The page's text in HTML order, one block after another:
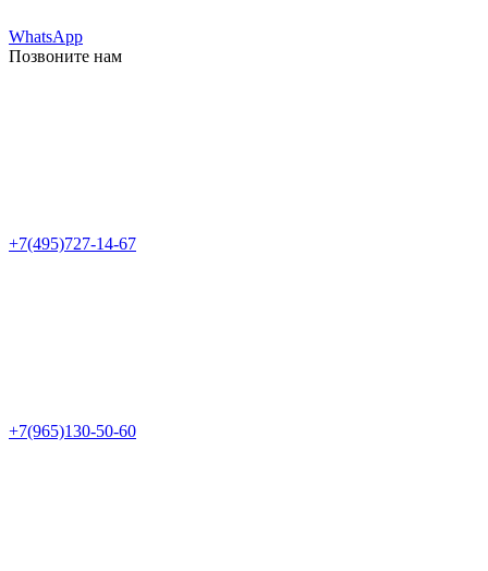
WhatsApp
Позвоните нам
+7(495)727-14-67
+7(965)130-50-60